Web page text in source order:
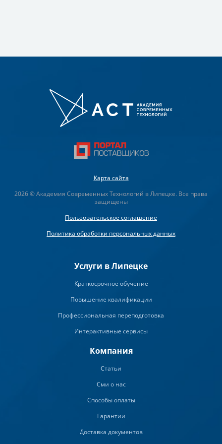
Карта сайта
2026 © Академия Современных Технологий в Липецке. Все права
защищены
Пользовательское соглашение
Политика обработки персональных данных
Услуги в Липецке
Краткосрочное обучение
Повышение квалификации
Профессиональная переподготовка
Интерактивные сервисы
Компания
Статьи
Сми о нас
Способы оплаты
Гарантии
Доставка документов